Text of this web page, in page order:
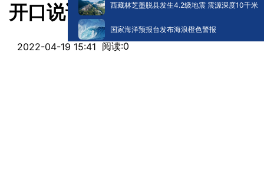
西藏林芝墨脱县发生4.2级地震 震源深度10千米
国家海洋预报台发布海浪橙色警报
开口说话丨古诗经典诵读《临
2022-04-19 15:41 阅读:0